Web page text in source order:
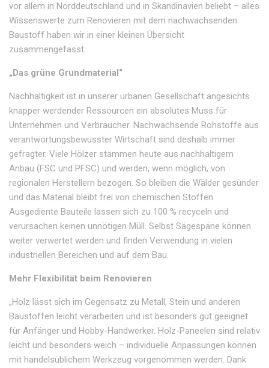
vor allem in Norddeutschland und in Skandinavien beliebt – alles
Wissenswerte zum Renovieren mit dem nachwachsenden
Baustoff haben wir in einer kleinen Übersicht
zusammengefasst.
„Das grüne Grundmaterial“
Nachhaltigkeit ist in unserer urbanen Gesellschaft angesichts
knapper werdender Ressourcen ein absolutes Muss für
Unternehmen und Verbraucher. Nachwachsende Rohstoffe aus
verantwortungsbewusster Wirtschaft sind deshalb immer
gefragter. Viele Hölzer stammen heute aus nachhaltigem
Anbau (FSC und PFSC) und werden, wenn möglich, von
regionalen Herstellern bezogen. So bleiben die Wälder gesünder
und das Material bleibt frei von chemischen Stoffen.
Ausgediente Bauteile lassen sich zu 100 % recyceln und
verursachen keinen unnötigen Müll. Selbst Sägespäne können
weiter verwertet werden und finden Verwendung in vielen
industriellen Bereichen und auf dem Bau.
Mehr Flexibilität beim Renovieren
„Holz lässt sich im Gegensatz zu Metall, Stein und anderen
Baustoffen leicht verarbeiten und ist besonders gut geeignet
für Anfänger und Hobby-Handwerker. Holz-Paneelen sind relativ
leicht und besonders weich – individuelle Anpassungen können
mit handelsüblichem Werkzeug vorgenommen werden. Dank